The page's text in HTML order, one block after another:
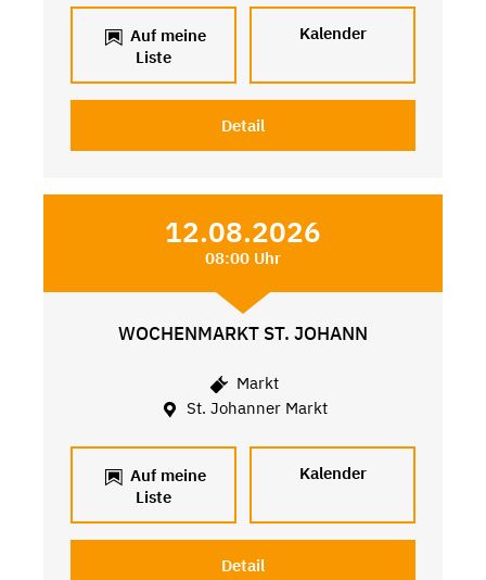
Auf meine
Liste
Kalender
Detail
12.08.2026
08:00 Uhr
WOCHENMARKT ST. JOHANN
Markt
St. Johanner Markt
Auf meine
Liste
Kalender
Detail